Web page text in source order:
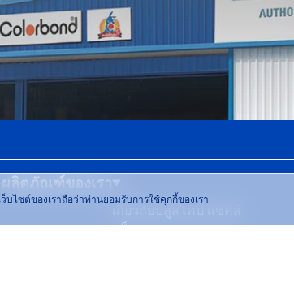
ผลิตภัณฑ์ของเรา
เกี่ยวกับบลูสโคป แซคส์
บล็อก
ไซต์ของเราถือว่าท่านยอมรับการใช้คุกกี้ของเรา